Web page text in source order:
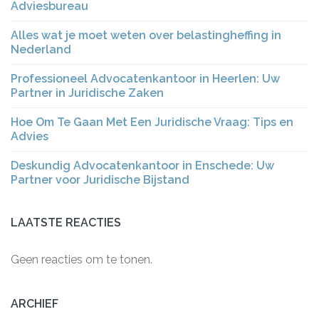
Adviesbureau
Alles wat je moet weten over belastingheffing in
Nederland
Professioneel Advocatenkantoor in Heerlen: Uw
Partner in Juridische Zaken
Hoe Om Te Gaan Met Een Juridische Vraag: Tips en
Advies
Deskundig Advocatenkantoor in Enschede: Uw
Partner voor Juridische Bijstand
LAATSTE REACTIES
Geen reacties om te tonen.
ARCHIEF